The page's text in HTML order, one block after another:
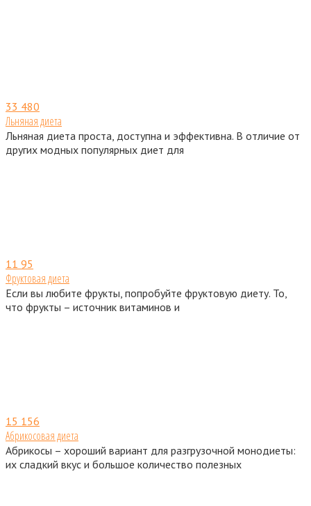
33 480
Льняная диета
Льняная диета проста, доступна и эффективна. В отличие от
других модных популярных диет для
11 95
Фруктовая диета
Если вы любите фрукты, попробуйте фруктовую диету. То,
что фрукты – источник витаминов и
15 156
Абрикосовая диета
Абрикосы – хороший вариант для разгрузочной монодиеты:
их сладкий вкус и большое количество полезных